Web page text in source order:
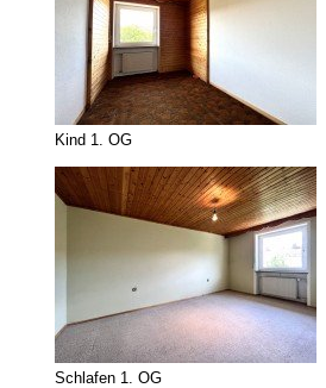
Kind 1. OG
Schlafen 1. OG